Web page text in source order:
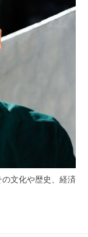
文化や歴史、経済